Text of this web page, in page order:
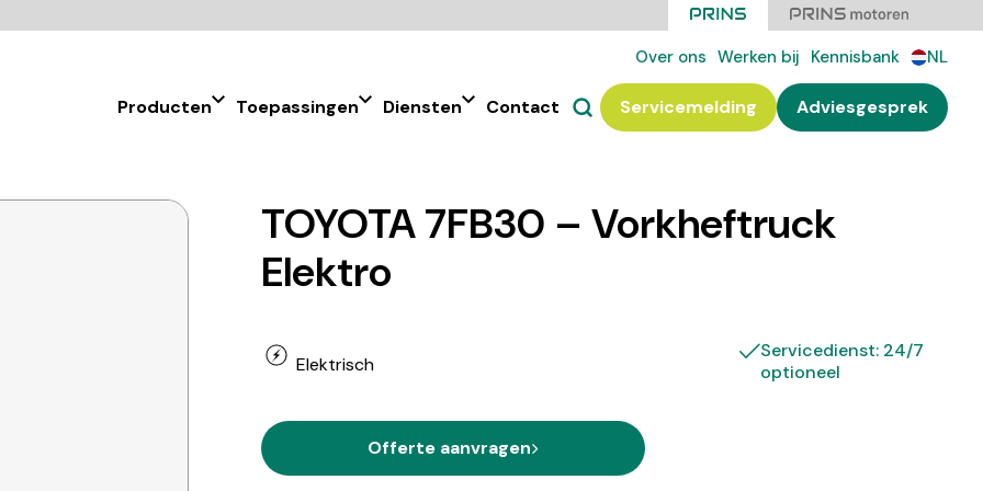
Over ons Werken bij Kennisbank NL
Producten Toepassingen Diensten Contact Servicemelding Adviesgesprek
TOYOTA 7FB30 – Vorkheftruck
Elektro
Elektrisch
Offerte aanvragen
Servicedienst: 24/7
optioneel